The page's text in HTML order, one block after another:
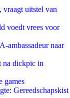
vraagt uitstel van
voedt vrees voor
ambassadeur naar
na dickpic in
games
Gereedschapskist